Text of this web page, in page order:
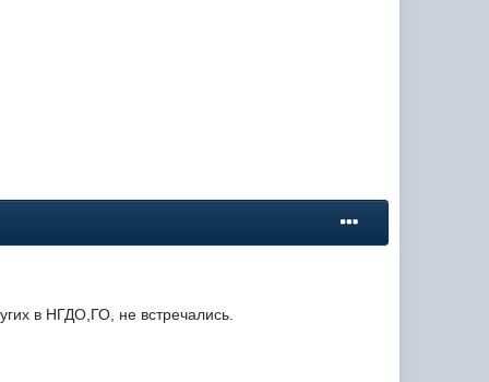
в НГДО,ГО, не встречались.